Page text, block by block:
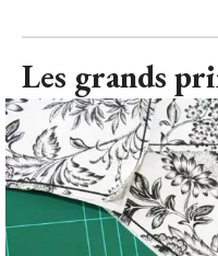
Les grands